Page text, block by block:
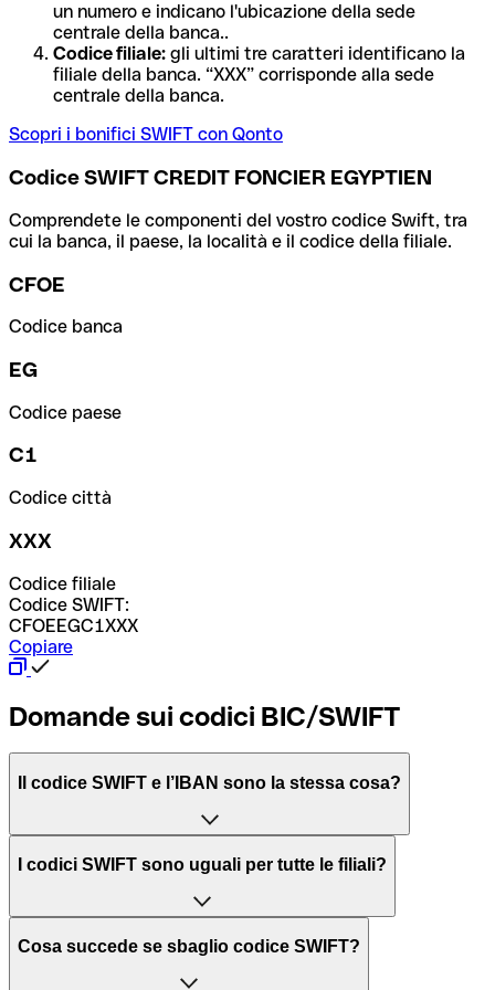
un numero e indicano l'ubicazione della sede
centrale della banca..
Codice filiale: gli ultimi tre caratteri identificano la
filiale della banca. “XXX” corrisponde alla sede
centrale della banca.
Scopri i bonifici SWIFT con Qonto
Codice SWIFT CREDIT FONCIER EGYPTIEN
Comprendete le componenti del vostro codice Swift, tra
cui la banca, il paese, la località e il codice della filiale.
CFOE
Codice banca
EG
Codice paese
C1
Codice città
XXX
Codice filiale
Codice SWIFT:
CFOEEGC1XXX
Copiare
Domande sui codici BIC/SWIFT
Il codice SWIFT e l’IBAN sono la stessa cosa?
L'acronimo SWIFT sta per “Society for Worldwide
per l’elaborazione dei pagamenti tra diversi Paesi.
Il BIC, invece, sta per “Bank Identifier Code” ed è una
I codici SWIFT sono uguali per tutte le filiali?
Dipende dalle banche. In alcuni casi le banche utilizzano
Cosa succede se sbaglio codice SWIFT?